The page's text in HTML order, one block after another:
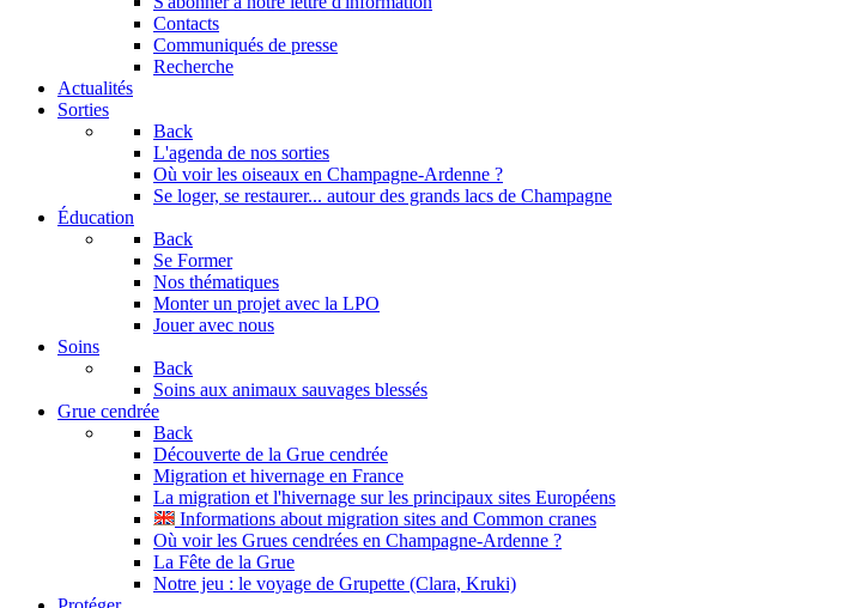
Contacts
Communiqués de presse
Recherche
Actualités
Sorties
Back
L'agenda de nos sorties
Où voir les oiseaux en Champagne-Ardenne ?
Se loger, se restaurer... autour des grands lacs de Champagne
Éducation
Back
Se Former
Nos thématiques
Monter un projet avec la LPO
Jouer avec nous
Soins
Back
Soins aux animaux sauvages blessés
Grue cendrée
Back
Découverte de la Grue cendrée
Migration et hivernage en France
La migration et l'hivernage sur les principaux sites Européens
Informations about migration sites and Common cranes
Où voir les Grues cendrées en Champagne-Ardenne ?
La Fête de la Grue
Notre jeu : le voyage de Grupette (Clara, Kruki)